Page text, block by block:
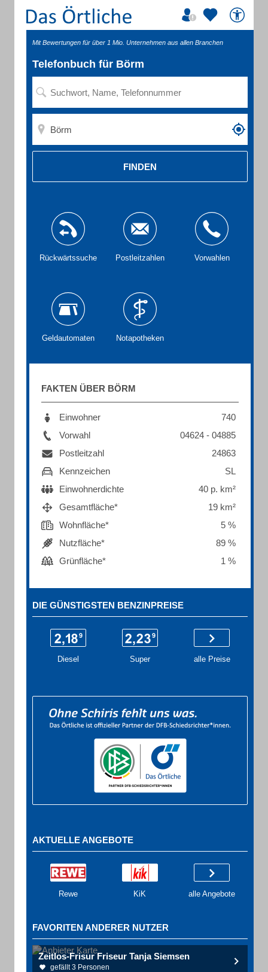
Mit Bewertungen für über 1 Mio. Unternehmen aus allen Branchen
Telefonbuch für Börm
FINDEN
Rückwärtssuche Postleitzahlen Vorwahlen
Geldautomaten Notapotheken
FAKTEN ÜBER BÖRM
Einwohner
740
Vorwahl
04624 - 04885
Postleitzahl
24863
Kennzeichen
SL
Einwohnerdichte
40 p. km²
Gesamtfläche*
19 km²
Wohnfläche*
5 %
Nutzfläche*
89 %
Grünfläche*
1 %
DIE GÜNSTIGSTEN BENZINPREISE
Diesel Super alle Preise
AKTUELLE ANGEBOTE
Rewe KiK alle Angebote
FAVORITEN ANDERER NUTZER
Zeitlos-Frisur Friseur Tanja Siemsen
gefällt 3 Personen